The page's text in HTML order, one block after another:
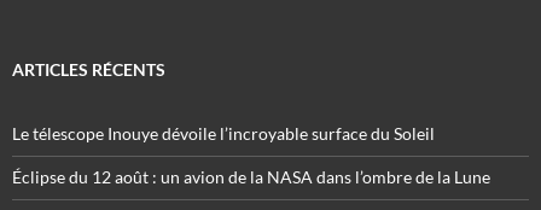
ARTICLES RÉCENTS
Le télescope Inouye dévoile l’incroyable surface du Soleil
Éclipse du 12 août : un avion de la NASA dans l’ombre de la Lune